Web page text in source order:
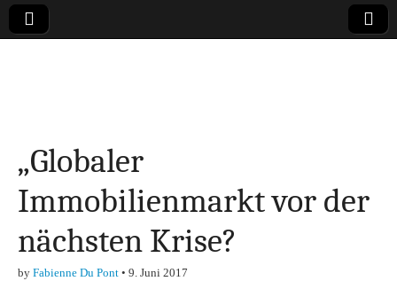
Finanzen,
Marketing-, Vertrieb-
& Investment-Tipps
„Globaler
Immobilienmarkt vor der
nächsten Krise?
by Fabienne Du Pont • 9. Juni 2017